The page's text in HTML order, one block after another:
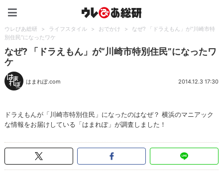
ウレぴあ総研 > ライフスタイル > おでかけ >
なぜ? 「ドラえもん」が“川崎市特
別住民”になったワケ
なぜ? 「ドラえもん」が“川崎市特別住民”になったワ
ケ
はまれぽ.com 2014.12.3 17:30
ドラえもんが「川崎市特別住民」になったのはなぜ？ 横浜のマニアック
な情報をお届けしている「はまれぽ」が調査しました！